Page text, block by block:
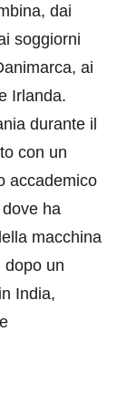
dai
soggiorni
ai
Irlanda.
durante il
con un
accademico
ha
macchina
dopo un
India,